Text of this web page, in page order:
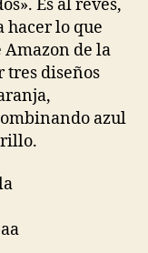
Es al revés,
hacer lo que
Amazon de la
tres diseños
azul